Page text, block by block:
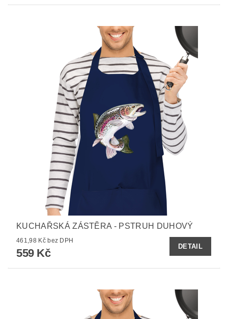
KUCHAŘSKÁ ZÁSTĚRA - PSTRUH DUHOVÝ
461,98 Kč bez DPH
559 Kč
DETAIL